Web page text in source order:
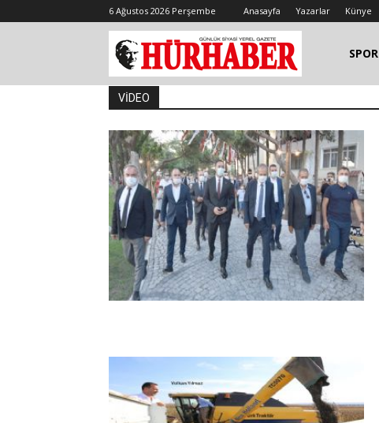
6 Ağustos 2026 Perşembe Anasayfa Yazarlar Künye
SPOR
VİDEO